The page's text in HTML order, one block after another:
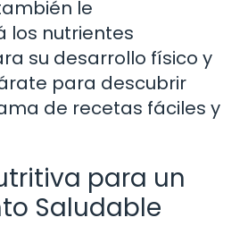
le
los nutrientes
su desarrollo físico y
para descubrir
de recetas fáciles y
para un
Saludable